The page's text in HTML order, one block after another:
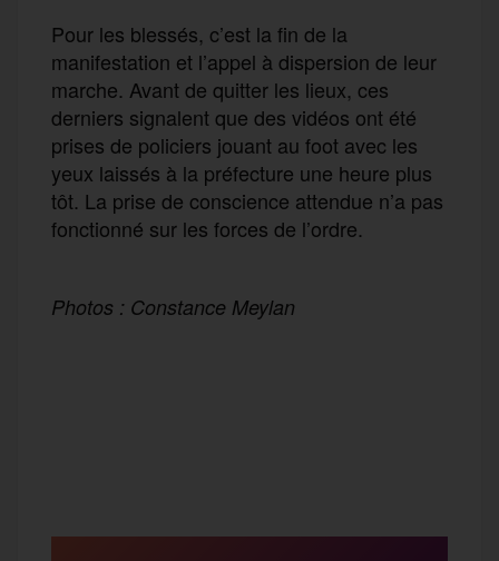
Pour les blessés, c’est la fin de la
manifestation et l’appel à dispersion de leur
marche. Avant de quitter les lieux, ces
derniers signalent que des vidéos ont été
prises de policiers jouant au foot avec les
yeux laissés à la préfecture une heure plus
tôt. La prise de conscience attendue n’a pas
fonctionné sur les forces de l’ordre.
Photos : Constance Meylan